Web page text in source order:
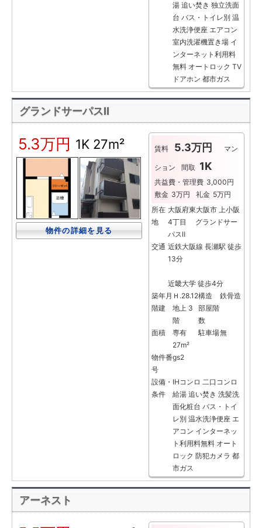
湯 追い焚き 独立洗面
台 バス・トイレ別 温
水洗浄便座 エアコン
室内洗濯機置き場 イ
ンターネット利用料
無料 オートロック TV
ドアホン 都市ガス
グランドサーパスⅡ
5.3万円 1K 27m²
物件の詳細を見る
賃料 5.3万円 マン
ション 間取 1K
共益費・管理費 3,000円
敷金 3万円 礼金 5万円
所在
地
大阪府東大阪市 上小阪
4丁目 グランドサー
パスⅡ
交通 近鉄大阪線 長瀬駅 徒歩
13分
近畿大学 徒歩4分
築年月 Ｈ.28.12構造
鉄骨造
階建
地上 3
階
部屋階
数
面積
専有
27m²
駐車場無
物件番
号
gs2
設備・
条件
IHコンロ 二口コンロ
給湯 追い焚き 洗髪洗
面化粧台 バス・トイ
レ別 温水洗浄便座 エ
アコン インターネッ
ト利用料無料 オート
ロック 防犯カメラ 都
市ガス
アーネスト